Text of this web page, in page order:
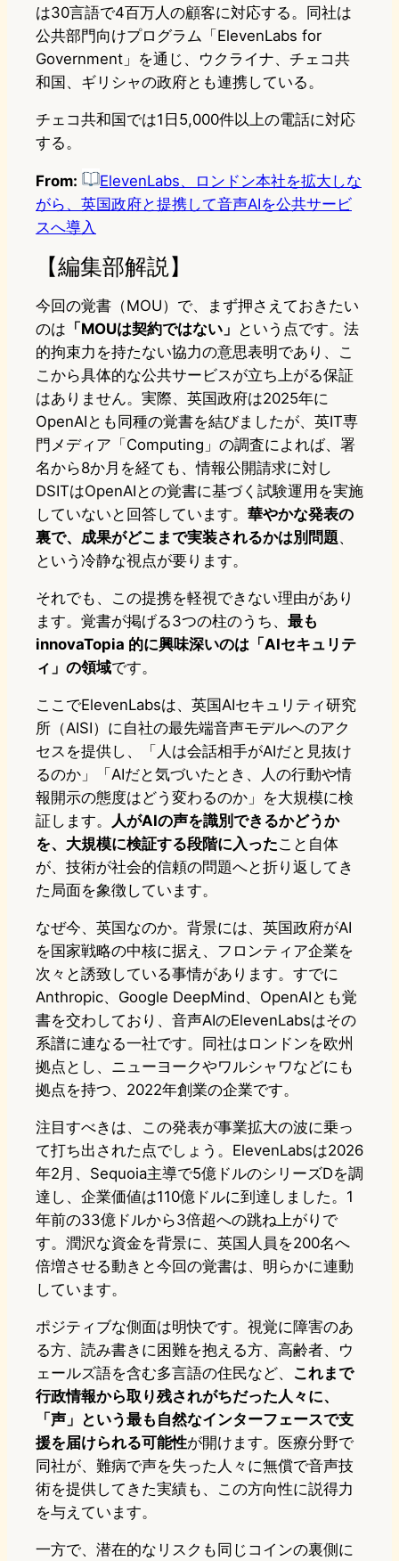
は30言語で4百万人の顧客に対応する。同社は
公共部門向けプログラム「ElevenLabs for
Government」を通じ、ウクライナ、チェコ共
和国、ギリシャの政府とも連携している。
チェコ共和国では1日5,000件以上の電話に対応
する。
From:
ElevenLabs、ロンドン本社を拡大しな
がら、英国政府と提携して音声AIを公共サービ
スへ導入
【編集部解説】
今回の覚書（MOU）で、まず押さえておきたい
のは 「MOUは契約ではない」 という点です。法
的拘束力を持たない協力の意思表明であり、こ
こから具体的な公共サービスが立ち上がる保証
はありません。実際、英国政府は2025年に
OpenAIとも同種の覚書を結びましたが、英IT専
門メディア「Computing」の調査によれば、署
名から8か月を経ても、情報公開請求に対し
DSITはOpenAIとの覚書に基づく試験運用を実施
していないと回答しています。 華やかな発表の
裏で、成果がどこまで実装されるかは別問題、
という冷静な視点が要ります。
それでも、この提携を軽視できない理由があり
ます。覚書が掲げる3つの柱のうち、 最も
innovaTopia 的に興味深いのは「AIセキュリテ
ィ」の領域です。
ここでElevenLabsは、英国AIセキュリティ研究
所（AISI）に自社の最先端音声モデルへのアク
セスを提供し、「人は会話相手がAIだと見抜け
るのか」「AIだと気づいたとき、人の行動や情
報開示の態度はどう変わるのか」を大規模に検
証します。 人がAIの声を識別できるかどうか
を、大規模に検証する段階に入ったこと自体
が、技術が社会的信頼の問題へと折り返してき
た局面を象徴しています。
なぜ今、英国なのか。背景には、英国政府がAI
を国家戦略の中核に据え、フロンティア企業を
次々と誘致している事情があります。すでに
Anthropic、Google DeepMind、OpenAIとも覚
書を交わしており、音声AIのElevenLabsはその
系譜に連なる一社です。同社はロンドンを欧州
拠点とし、ニューヨークやワルシャワなどにも
拠点を持つ、2022年創業の企業です。
注目すべきは、この発表が事業拡大の波に乗っ
て打ち出された点でしょう。ElevenLabsは2026
年2月、Sequoia主導で5億ドルのシリーズDを調
達し、企業価値は110億ドルに到達しました。1
年前の33億ドルから3倍超への跳ね上がりで
す。潤沢な資金を背景に、英国人員を200名へ
倍増させる動きと今回の覚書は、明らかに連動
しています。
ポジティブな側面は明快です。視覚に障害のあ
る方、読み書きに困難を抱える方、高齢者、ウ
ェールズ語を含む多言語の住民など、 これまで
行政情報から取り残されがちだった人々に、
「声」という最も自然なインターフェースで支
援を届けられる可能性が開けます。医療分野で
同社が、難病で声を失った人々に無償で音声技
術を提供してきた実績も、この方向性に説得力
を与えています。
一方で、潜在的なリスクも同じコインの裏側に